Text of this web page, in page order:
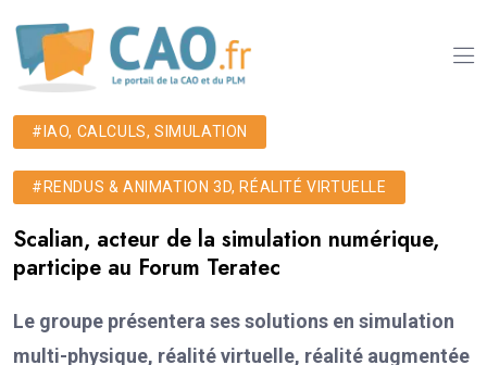
#IAO, CALCULS, SIMULATION
#RENDUS & ANIMATION 3D, RÉALITÉ VIRTUELLE
Scalian, acteur de la simulation numérique,
participe au Forum Teratec
Le groupe présentera ses solutions en simulation
multi-physique, réalité virtuelle, réalité augmentée